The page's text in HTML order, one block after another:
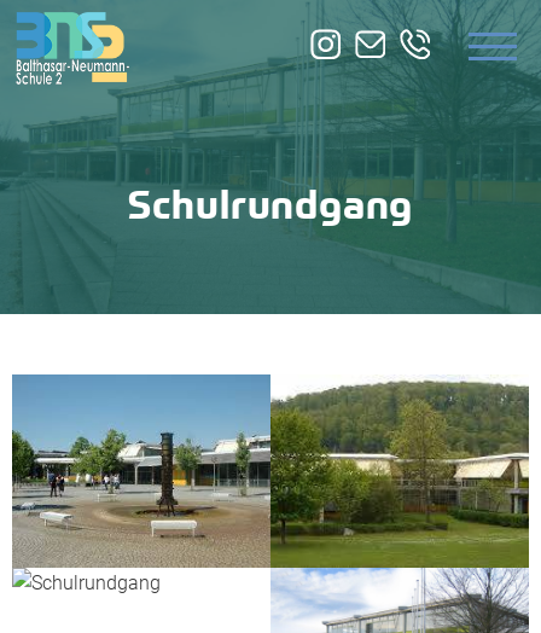
ÜBER UNS
BILDUNGSANGEBOTE
ZUSATZQUALIFIKATION
Schulrundgang